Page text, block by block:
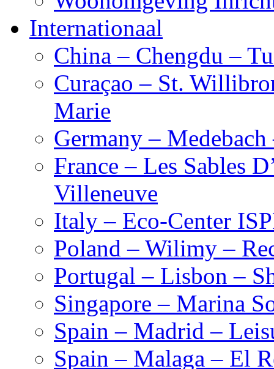
Internationaal
China – Chengdu –
Curaçao – St.
Marie
Germany –
France – Les Sables
Villeneuve
Italy – Eco-Center
Poland – Wilimy –
Portugal – Lisbon –
Singapore – Marina
Spain – Madrid –
Spain – Malaga – El